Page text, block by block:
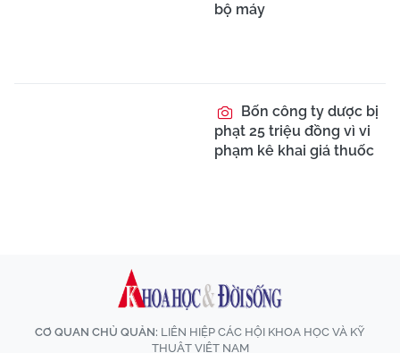
bộ máy
Bốn công ty dược bị
phạt 25 triệu đồng vì vi
phạm kê khai giá thuốc
CƠ QUAN CHỦ QUẢN: LIÊN HIỆP CÁC HỘI KHOA HỌC VÀ KỸ
THUẬT VIỆT NAM